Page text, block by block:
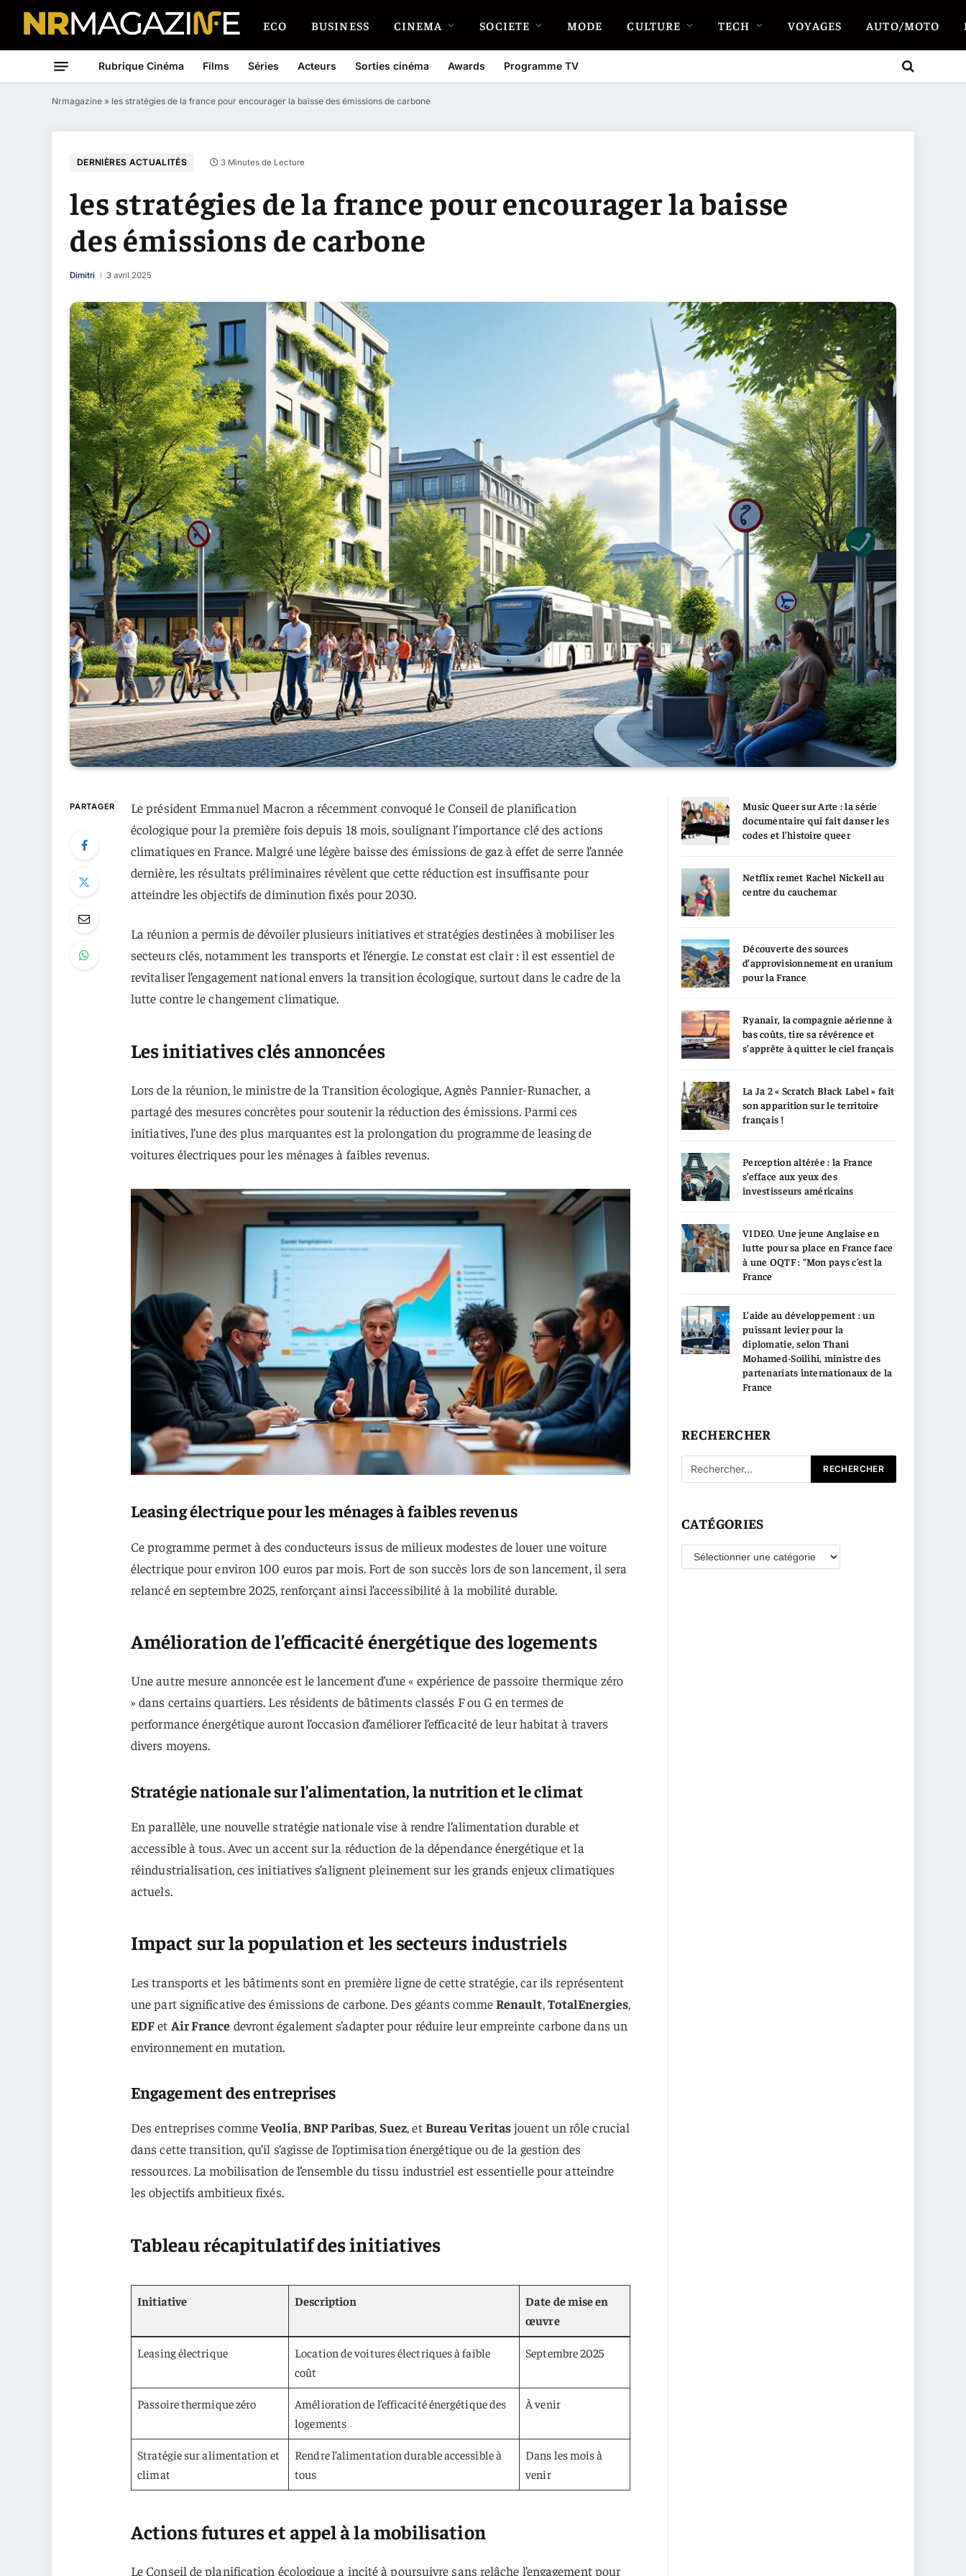
ECO BUSINESS CINEMA SOCIETE MODE CULTURE TECH VOYAGES AUTO/MOTO
Rubrique Cinéma Films Séries Acteurs Sorties cinéma Awards Programme TV
Nrmagazine » les stratégies de la france pour encourager la baisse des émissions de carbone
DERNIÈRES ACTUALITÉS 3 Minutes de Lecture
les stratégies de la france pour encourager la baisse
des émissions de carbone
Dimitri 3 avril 2025
PARTAGER
Le président Emmanuel Macron a récemment convoqué le Conseil de planification
écologique pour la première fois depuis 18 mois, soulignant l’importance clé des actions
climatiques en France. Malgré une légère baisse des émissions de gaz à effet de serre l’année
dernière, les résultats préliminaires révèlent que cette réduction est insuffisante pour
atteindre les objectifs de diminution fixés pour 2030.
La réunion a permis de dévoiler plusieurs initiatives et stratégies destinées à mobiliser les
secteurs clés, notamment les transports et l’énergie. Le constat est clair : il est essentiel de
revitaliser l’engagement national envers la transition écologique, surtout dans le cadre de la
lutte contre le changement climatique.
Les initiatives clés annoncées
Lors de la réunion, le ministre de la Transition écologique, Agnès Pannier-Runacher, a
partagé des mesures concrètes pour soutenir la réduction des émissions. Parmi ces
initiatives, l’une des plus marquantes est la prolongation du programme de leasing de
voitures électriques pour les ménages à faibles revenus.
Leasing électrique pour les ménages à faibles revenus
Ce programme permet à des conducteurs issus de milieux modestes de louer une voiture
électrique pour environ 100 euros par mois. Fort de son succès lors de son lancement, il sera
relancé en septembre 2025, renforçant ainsi l’accessibilité à la mobilité durable.
Amélioration de l’efficacité énergétique des logements
Une autre mesure annoncée est le lancement d’une « expérience de passoire thermique zéro
» dans certains quartiers. Les résidents de bâtiments classés F ou G en termes de
performance énergétique auront l’occasion d’améliorer l’efficacité de leur habitat à travers
divers moyens.
Stratégie nationale sur l’alimentation, la nutrition et le climat
En parallèle, une nouvelle stratégie nationale vise à rendre l’alimentation durable et
accessible à tous. Avec un accent sur la réduction de la dépendance énergétique et la
réindustrialisation, ces initiatives s’alignent pleinement sur les grands enjeux climatiques
actuels.
Impact sur la population et les secteurs industriels
Les transports et les bâtiments sont en première ligne de cette stratégie, car ils représentent
une part significative des émissions de carbone. Des géants commeRenault TotalEnergies,
EDFet Air France devront également s’adapter pour réduire leur empreinte carbone dans un
environnement en mutation.
Engagement des entreprises
Des entreprises commeVeolia,BNP Paribas,Suez, etBureau Veritasjouent un rôle crucial
dans cette transition, qu’il s’agisse de l’optimisation énergétique ou de la gestion des
ressources. La mobilisation de l’ensemble du tissu industriel est essentielle pour atteindre
les objectifs ambitieux fixés.
Tableau récapitulatif des initiatives
Initiative Description
Date de mise en
œuvre
Leasing électrique
Location de voitures électriques à faible
coût
Septembre 2025
Passoire thermique zéro
Amélioration de l’efficacité énergétique des
logements
À venir
Stratégie sur alimentation et
climat
Rendre l’alimentation durable accessible à
tous
Dans les mois à
venir
Actions futures et appel à la mobilisation
Le Conseil de planification écologique a incité à poursuivre sans relâche l’engagement pour
Music Queer sur Arte : la série
documentaire qui fait danser les
codes et l’histoire queer
Netflix remet Rachel Nickell au
centre du cauchemar
Découverte des sources
d’approvisionnement en uranium
pour la France
Ryanair, la compagnie aérienne à
bas coûts, tire sa révérence et
s’apprête à quitter le ciel français
La Ja 2 « Scratch Black Label » fait
son apparition sur le territoire
français !
Perception altérée : la France
s’efface aux yeux des
investisseurs américains
VIDEO. Une jeune Anglaise en
lutte pour sa place en France face
à une OQTF : “Mon pays c’est la
France
L’aide au développement : un
puissant levier pour la
diplomatie, selon Thani
Mohamed-Soilihi, ministre des
partenariats internationaux de la
France
RECHERCHER
CATÉGORIES
Catégories